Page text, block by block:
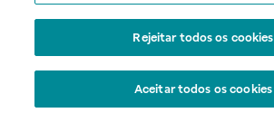
Rejeitar todos os cookies
Aceitar todos os cookies